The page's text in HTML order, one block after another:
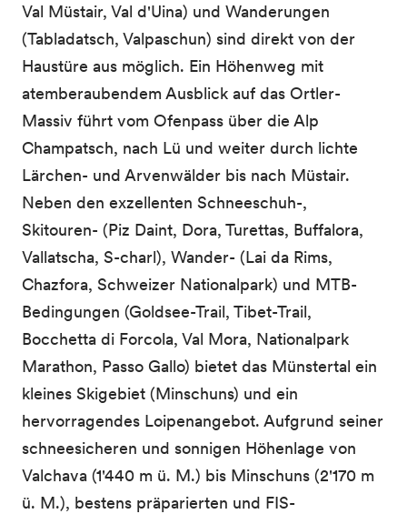
Val Müstair, Val d'Uina) und Wanderungen
(Tabladatsch, Valpaschun) sind direkt von der
Haustüre aus möglich. Ein Höhenweg mit
atemberaubendem Ausblick auf das Ortler-
Massiv führt vom Ofenpass über die Alp
Champatsch, nach Lü und weiter durch lichte
Lärchen- und Arvenwälder bis nach Müstair.
Neben den exzellenten Schneeschuh-,
Skitouren- (Piz Daint, Dora, Turettas, Buffalora,
Vallatscha, S-charl), Wander- (Lai da Rims,
Chazfora, Schweizer Nationalpark) und MTB-
Bedingungen (Goldsee-Trail, Tibet-Trail,
Bocchetta di Forcola, Val Mora, Nationalpark
Marathon, Passo Gallo) bietet das Münstertal ein
kleines Skigebiet (Minschuns) und ein
hervorragendes Loipenangebot. Aufgrund seiner
schneesicheren und sonnigen Höhenlage von
Valchava (1'440 m ü. M.) bis Minschuns (2'170 m
ü. M.), bestens präparierten und FIS-